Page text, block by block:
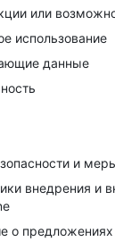
или
использование
данные
и
внедрения и
о